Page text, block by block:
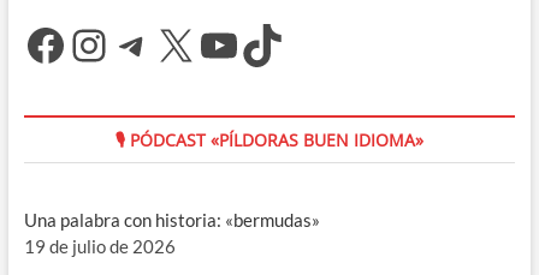
Facebook
Instagram
Telegram
X YouTube
TikTok
🎙 PÓDCAST «PÍLDORAS BUEN IDIOMA»
Una palabra con historia: «bermudas»
19 de julio de 2026